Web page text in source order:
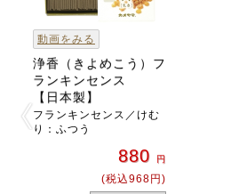
動画をみる
浄香（きよめこう）フ
ランキンセンス
【日本製】
フランキンセンス／けむ
り：ふつう
880 円
(税込968円)